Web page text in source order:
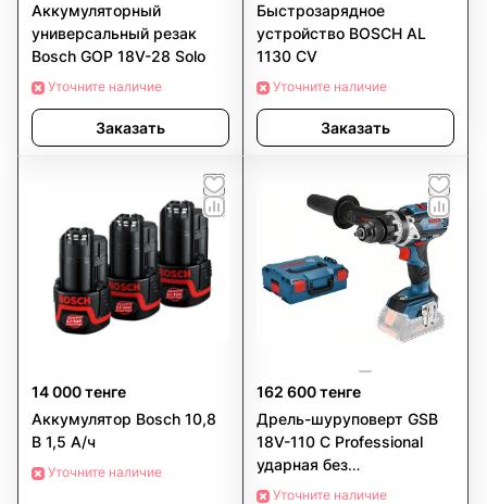
Аккумуляторный
универсальный резак
Bosch GOP 18V-28 Solo
Уточните наличие
Заказать
Быстрозарядное
устройство BOSCH AL
1130 CV
Уточните наличие
Заказать
14 000 тенге
Аккумулятор Bosch 10,8
В 1,5 А/ч
Уточните наличие
162 600 тенге
Дрель-шуруповерт GSB
18V-110 C Professional
ударная без
аккумулятора и
Уточните наличие